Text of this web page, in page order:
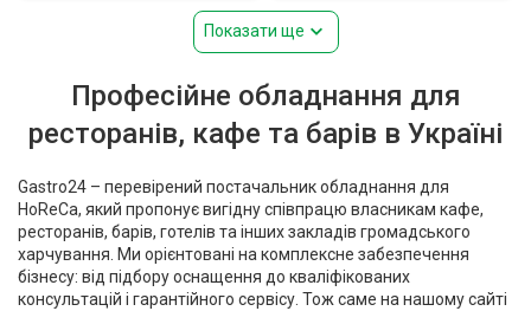
Показати ще
Професійне обладнання для
ресторанів, кафе та барів в Україні
Gastro24 – перевірений постачальник обладнання для
HoReCa, який пропонує вигідну співпрацю власникам кафе,
ресторанів, барів, готелів та інших закладів громадського
харчування. Ми орієнтовані на комплексне забезпечення
бізнесу: від підбору оснащення до кваліфікованих
консультацій і гарантійного сервісу. Тож саме на нашому сайті